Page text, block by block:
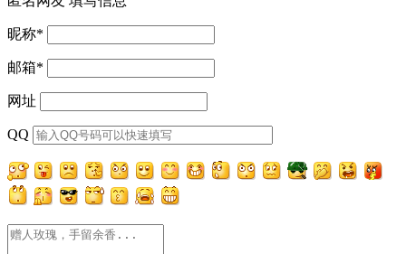
昵称*
邮箱*
网址
QQ